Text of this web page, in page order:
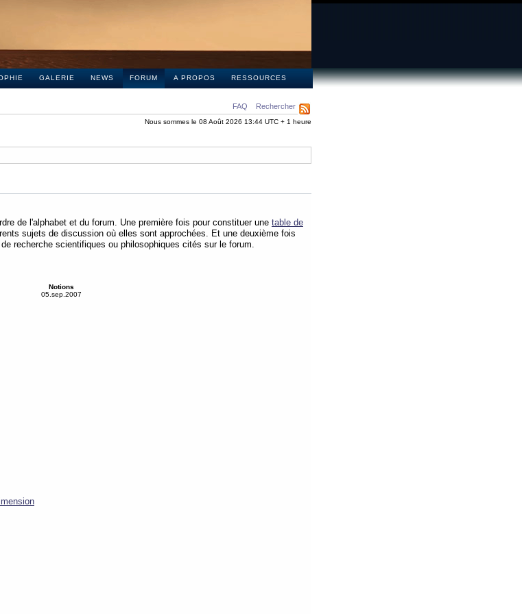
GALERIE NEWS FORUM A PROPOS RESSOURCES
FAQ Rechercher
Nous sommes le 08 Août 2026 13:44 UTC + 1 heure
de l'alphabet et du forum. Une première fois pour constituer une table de
sujets de discussion où elles sont approchées. Et une deuxième fois
recherche scientifiques ou philosophiques cités sur le forum.
Notions
05.sep.2007